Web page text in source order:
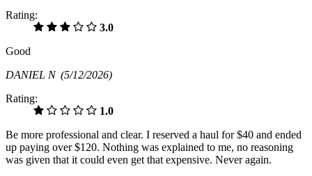
Rating:
3.0
Good
DANIEL N (5/12/2026)
Rating:
1.0
Be more professional and clear. I reserved a haul for $40 and ended
up paying over $120. Nothing was explained to me, no reasoning
was given that it could even get that expensive. Never again.